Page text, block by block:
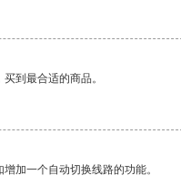
到最合适的商品。
加一个自动切换线路的功能。